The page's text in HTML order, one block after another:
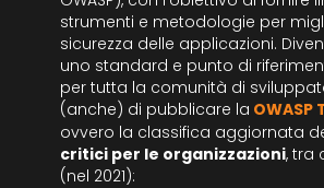
strumenti e metodologie per
sicurezza delle applicazioni.
uno standard e punto di
per tutta la comunità di
(anche) di pubblicare la OWASP
ovvero la classifica aggiornata
critici per le organizzazioni, tra
(nel 2021):